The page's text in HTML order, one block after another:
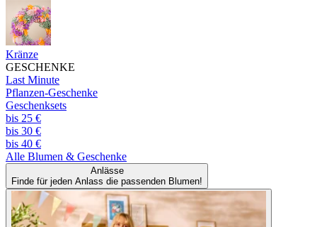
Kränze
GESCHENKE
Last Minute
Pflanzen-Geschenke
Geschenksets
bis 25 €
bis 30 €
bis 40 €
Alle Blumen & Geschenke
Anlässe
Finde für jeden Anlass die passenden Blumen!